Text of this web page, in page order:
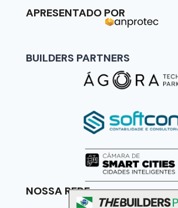
APRESENTADO POR
BUILDERS PARTNERS
NOSSA REDE